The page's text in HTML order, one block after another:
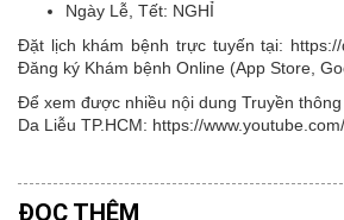
Ngày Lễ, Tết: NGHỈ
Đặt lịch khám bệnh trực tuyến tại:
Đăng ký Khám bệnh Online (App Store,
Để xem được nhiều nội dung Truyền
Da Liễu TP.HCM: https://
ĐỌC THÊM